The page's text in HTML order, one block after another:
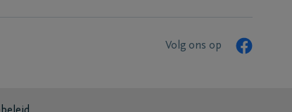
Volg ons op